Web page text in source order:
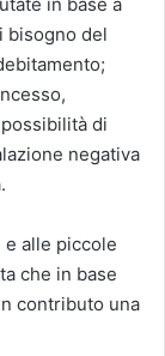
bisogno del
di
negativa
alle piccole
che in base
contributo una